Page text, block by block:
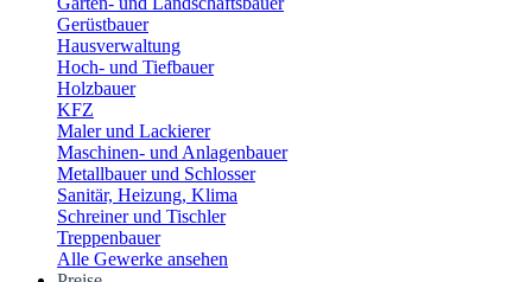
Gerüstbauer
Hausverwaltung
Hoch- und Tiefbauer
Holzbauer
KFZ
Maler und Lackierer
Maschinen- und Anlagenbauer
Metallbauer und Schlosser
Sanitär, Heizung, Klima
Schreiner und Tischler
Treppenbauer
Alle Gewerke ansehen